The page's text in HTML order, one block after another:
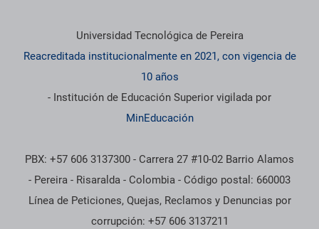
Información institucional
Universidad Tecnológica de Pereira
Reacreditada institucionalmente en 2021, con vigencia de
10 años
- Institución de Educación Superior vigilada por
MinEducación
PBX: +57 606 3137300 - Carrera 27 #10-02 Barrio Alamos
- Pereira - Risaralda - Colombia - Código postal: 660003
Línea de Peticiones, Quejas, Reclamos y Denuncias por
corrupción: +57 606 3137211